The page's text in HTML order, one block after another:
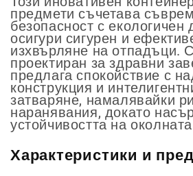
предмети съчетава
безопасност с екологичен
осигури сигурен и
изхвърляне на отпадъци.
проектиран за здравни
предлага спокойствие с
конструкция и
затваряне, намалявайки
наранявания, докато
устойчивостта на
Характеристики и